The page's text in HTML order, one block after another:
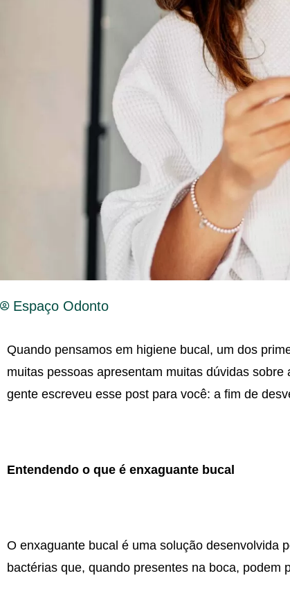
Espaço Odonto
Quando pensamos em higiene bucal, um dos
muitas pessoas apresentam muitas dúvidas
gente escreveu esse post para você: a fim de
Entendendo o que é enxaguante bucal
O enxaguante bucal é uma solução desenvolvida
bactérias que, quando presentes na boca,